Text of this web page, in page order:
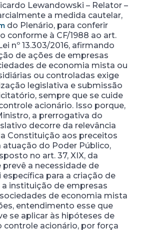
Lewandowski – Relator –
a medida cautelar,
do Plenário, para conferir
conforme à CF/1988 ao art.
nº 13.303/2016, afirmando
de ações de empresas
de economia mista ou
ou controladas exige
legislativa e submissão
sempre que se cuide
acionário. Isso porque,
a prerrogativa do
decorre da relevância
Constituição aos preceitos
atuação do Poder Público,
no art. 37, XIX, da
prevê a necessidade de
específica para a criação de
a instituição de empresas
de economia mista
entendimento esse que
se aplicar às hipóteses de
controle acionário, por força